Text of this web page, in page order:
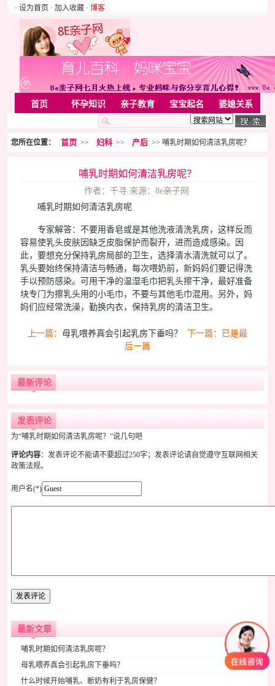
· 设为首页 · 加入收藏 · 博客
首页 怀孕知识 亲子教育 宝宝起名 婆媳关系
胎教音乐 家居 亲子游戏
美容化装 Rss
您所在位置： 首页 >> 妇科 >> 产后 >> 哺乳时期如何清洁乳房呢？
哺乳时期如何清洁乳房呢？
作者：千寻 来源：8e亲子网
哺乳时期如何清洁乳房呢
专家解答：不要用香皂或是其他洗液清洗乳房，这样反而
容易使乳头皮肤因缺乏皮脂保护而裂开，进而造成感染。因
此，要想充分保持乳房局部的卫生，选择清水清洗就可以了。
乳头要始终保持清洁与畅通，每次喂奶前，新妈妈们要记得洗
手以预防感染。可用干净的温湿毛巾把乳头擦干净，最好准备
块专门为擦乳头用的小毛巾，不要与其他毛巾混用。另外，妈
妈们应经常洗澡，勤换内衣，保持乳房的清洁卫生。
上一篇： 母乳喂养真会引起乳房下垂吗？
下一篇：已是最
后一篇
最新评论
发表评论
为“哺乳时期如何清洁乳房呢？”说几句吧
评论内容：发表评论不能请不要超过250字；发表评论请自觉遵守互联网相关
政策法规。
用户名(*)
最新文章
哺乳时期如何清洁乳房呢？
母乳喂养真会引起乳房下垂吗？
什么时候开始哺乳、断奶有利于乳房保健？